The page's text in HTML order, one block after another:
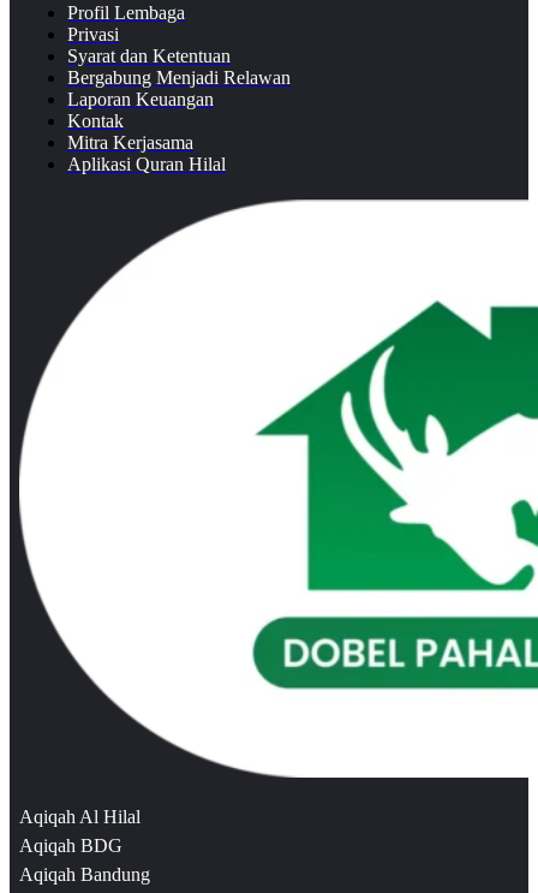
Profil Lembaga
Privasi
Syarat dan Ketentuan
Bergabung Menjadi Relawan
Laporan Keuangan
Kontak
Mitra Kerjasama
Aplikasi Quran Hilal
Aqiqah Al Hilal
Aqiqah BDG
Aqiqah Bandung